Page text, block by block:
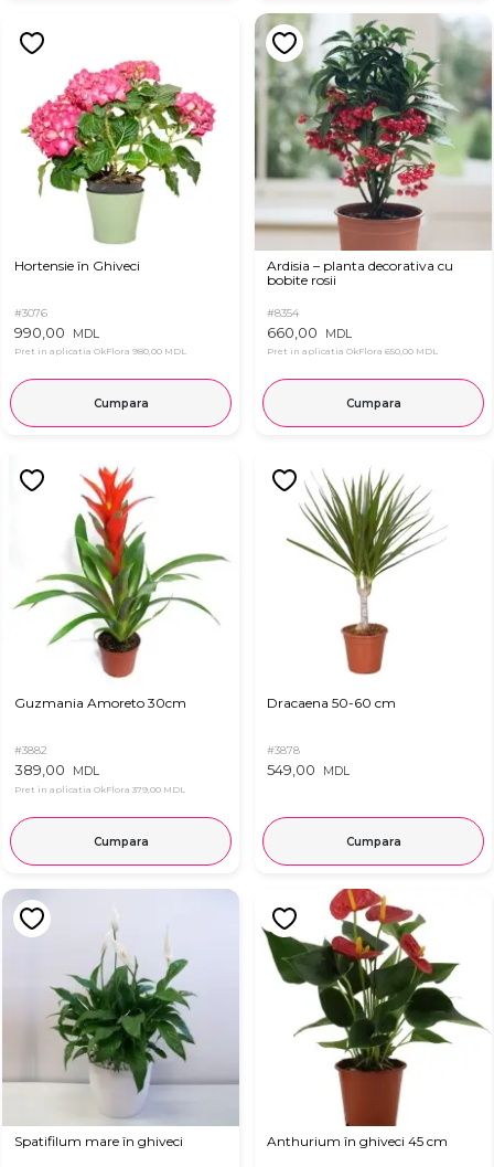
Hortensie în Ghiveci
#3076
990,00 MDL
Pret in aplicatia OkFlora 980,00 MDL
Cumpara
Ardisia – planta decorativa cu
bobite rosii
#8354
660,00 MDL
Pret in aplicatia OkFlora 650,00 MDL
Cumpara
Guzmania Amoreto 30cm
#3882
389,00 MDL
Pret in aplicatia OkFlora 379,00 MDL
Cumpara
Dracaena 50-60 cm
#3878
549,00 MDL
Cumpara
Spatifilum mare în ghiveci Anthurium în ghiveci 45 cm